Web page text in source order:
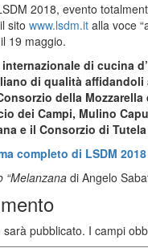
2018, evento
sito www.lsdm.it alla voce
19 maggio.
di cucina
di qualità
della
dei Campi, Mulino
e il Consorzio di
completo di LSDM 2018
“Melanzanadi Angelo
pubblicato. I campi